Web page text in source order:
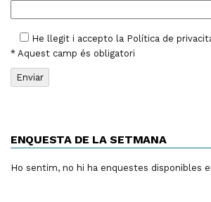
He llegit i accepto la Política de
* Aquest camp és obligatori
ENQUESTA DE LA SETMANA
Ho sentim, no hi ha enquestes disponibles